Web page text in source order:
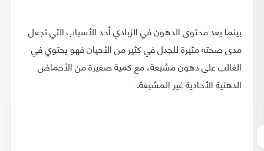
بينما يعد محتوى الدهون في الزبادي أحد الأسباب التي تجعل
مدى صحته مثيرة للجدل في كثير من الأحيان فهو يحتوي في
الغالب على دهون مشبعة، مع كمية صغيرة من الأحماض
الدهنية الأحادية غير المشبعة.